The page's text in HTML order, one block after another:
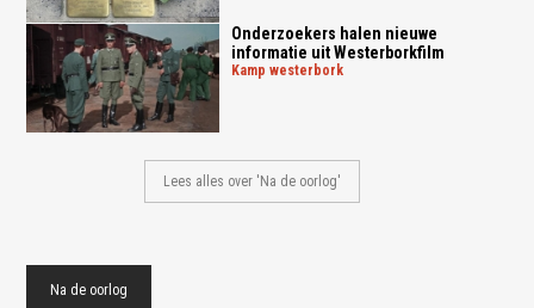
Onderzoekers halen nieuwe
informatie uit Westerborkfilm
kamp westerbork
Lees alles over 'Na de oorlog'
Na de oorlog